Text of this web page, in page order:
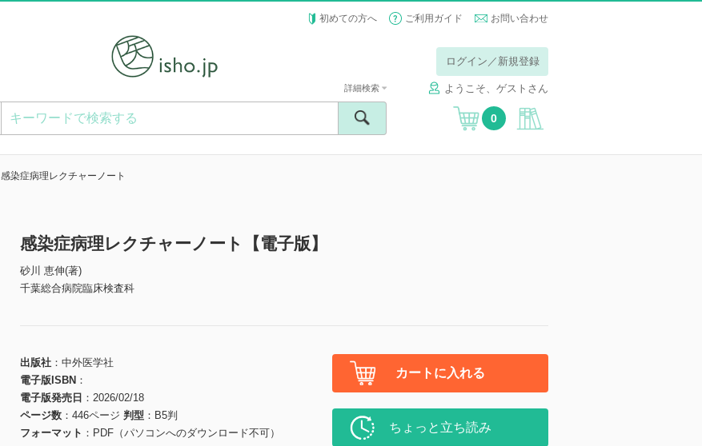
初めての方へ ご利用ガイド お問い合わせ
ログイン／新規登録
ようこそ、ゲストさん
詳細検索
0
感染症病理レクチャーノート
感染症病理レクチャーノート【電子版】
砂川 恵伸(著)
千葉総合病院臨床検査科
出版社
中外医学社
電子版ISBN
電子版発売日
2026/02/18
ページ数
446ページ 判型
B5判
フォーマット
PDF（パソコンへのダウンロード不可）
カートに入れる
ちょっと立ち読み